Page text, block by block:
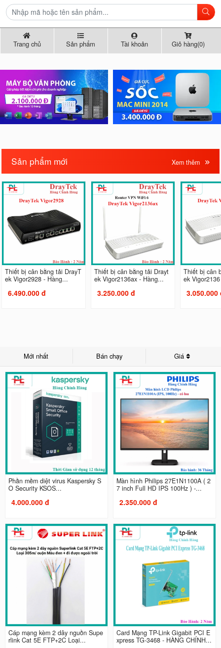
Trang chủ Sản phẩm Tài khoản Giỏ hàng(0)
Sản phẩm mới Xem thêm
Thiết bị cân bằng tải DrayT
ek Vigor2928 - Hàng...
6.490.000 đ
Thiết bị cân bằng tải Drayt
ek Vigor2136ax - Hàng...
3.250.000 đ
Thiết bị cân
ek
3.050.000
Mới nhất Bán chạy Giá
Phần mềm diệt virus Kaspersky S
O Security KSOS...
4.000.000 đ
Màn hình Philips 27E1N1100A ( 2
7 inch Full HD IPS 100Hz ) -...
2.350.000 đ
Cáp mạng kèm 2 dây nguồn Supe
rlink Cat 5E FTP+2C Loại...
Card Mạng TP-Link Gigabit PCI E
xpress TG-3468 - HÀNG CHÍNH...